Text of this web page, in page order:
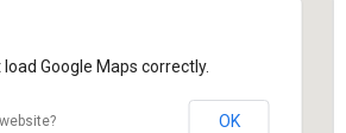
Google Maps correctly.
OK